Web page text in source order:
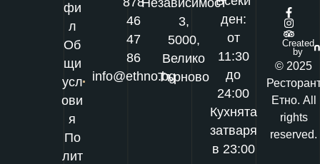
фи
л
Об
щи
усл
ови
я
По
лит
46
47
86
info@ethno.bg
3,
5000,
Велико
Търново
ден:
от
11:30
до
24:00
Кухнята
затваря
в 23:00
Created
by
© 2025
Етно. All
rights
reserved.